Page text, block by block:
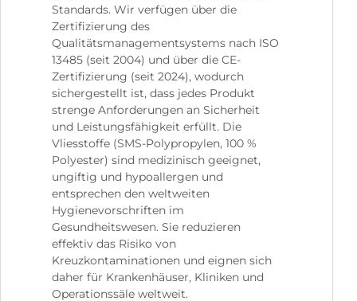
Standards. Wir verfügen über die
Zertifizierung des
Qualitätsmanagementsystems nach ISO
13485 (seit 2004) und über die CE-
Zertifizierung (seit 2024), wodurch
sichergestellt ist, dass jedes Produkt
strenge Anforderungen an Sicherheit
und Leistungsfähigkeit erfüllt. Die
Vliesstoffe (SMS-Polypropylen, 100 %
Polyester) sind medizinisch geeignet,
ungiftig und hypoallergen und
entsprechen den weltweiten
Hygienevorschriften im
Gesundheitswesen. Sie reduzieren
effektiv das Risiko von
Kreuzkontaminationen und eignen sich
daher für Krankenhäuser, Kliniken und
Operationssäle weltweit.